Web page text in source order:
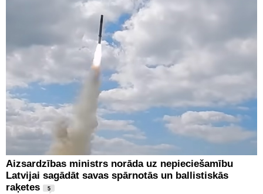
Aizsardzības ministrs norāda uz nepieciešamību
Latvijai sagādāt savas spārnotās un ballistiskās
raķetes
5